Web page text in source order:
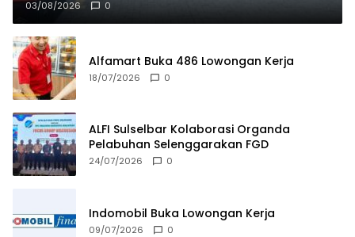
LAN RI
03/08/2026 0
Alfamart Buka 486 Lowongan Kerja
18/07/2026 0
ALFI Sulselbar Kolaborasi Organda
Pelabuhan Selenggarakan FGD
24/07/2026 0
Indomobil Buka Lowongan Kerja
09/07/2026 0